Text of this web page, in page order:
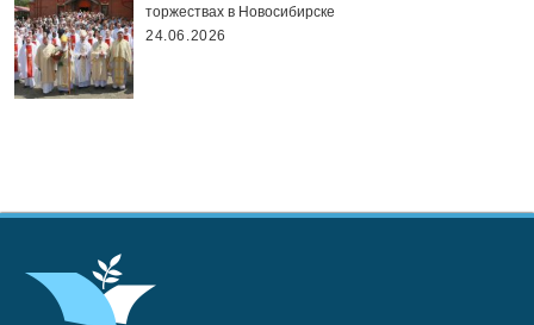
торжествах в Новосибирске
24.06.2026